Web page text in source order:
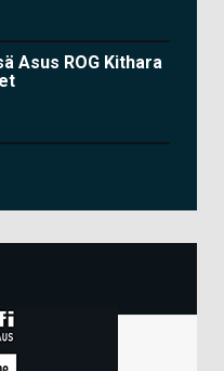
Asus ROG Kithara